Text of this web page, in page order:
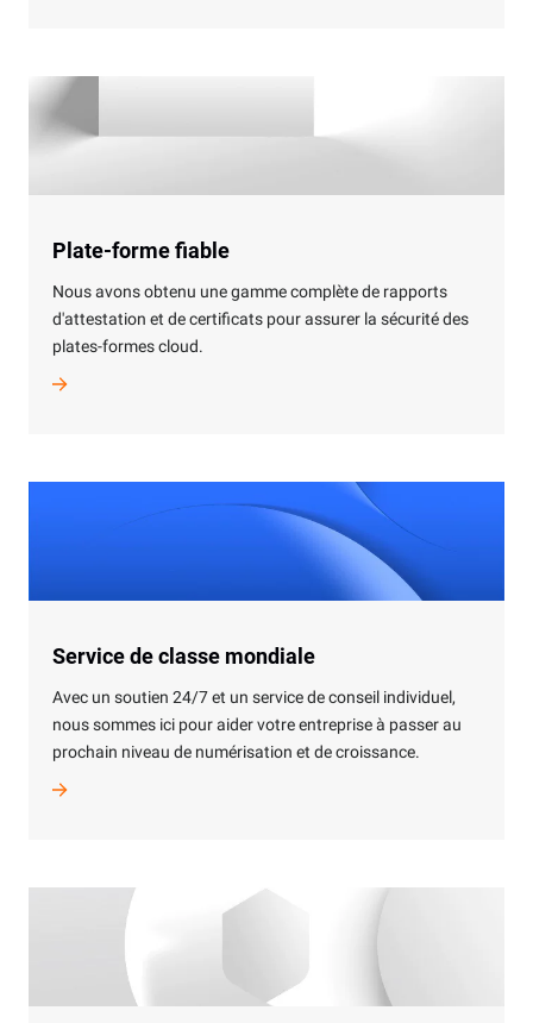
Plate-forme fiable
Nous avons obtenu une gamme complète de rapports
d'attestation et de certificats pour assurer la sécurité des
plates-formes cloud.
Service de classe mondiale
Avec un soutien 24/7 et un service de conseil individuel,
nous sommes ici pour aider votre entreprise à passer au
prochain niveau de numérisation et de croissance.